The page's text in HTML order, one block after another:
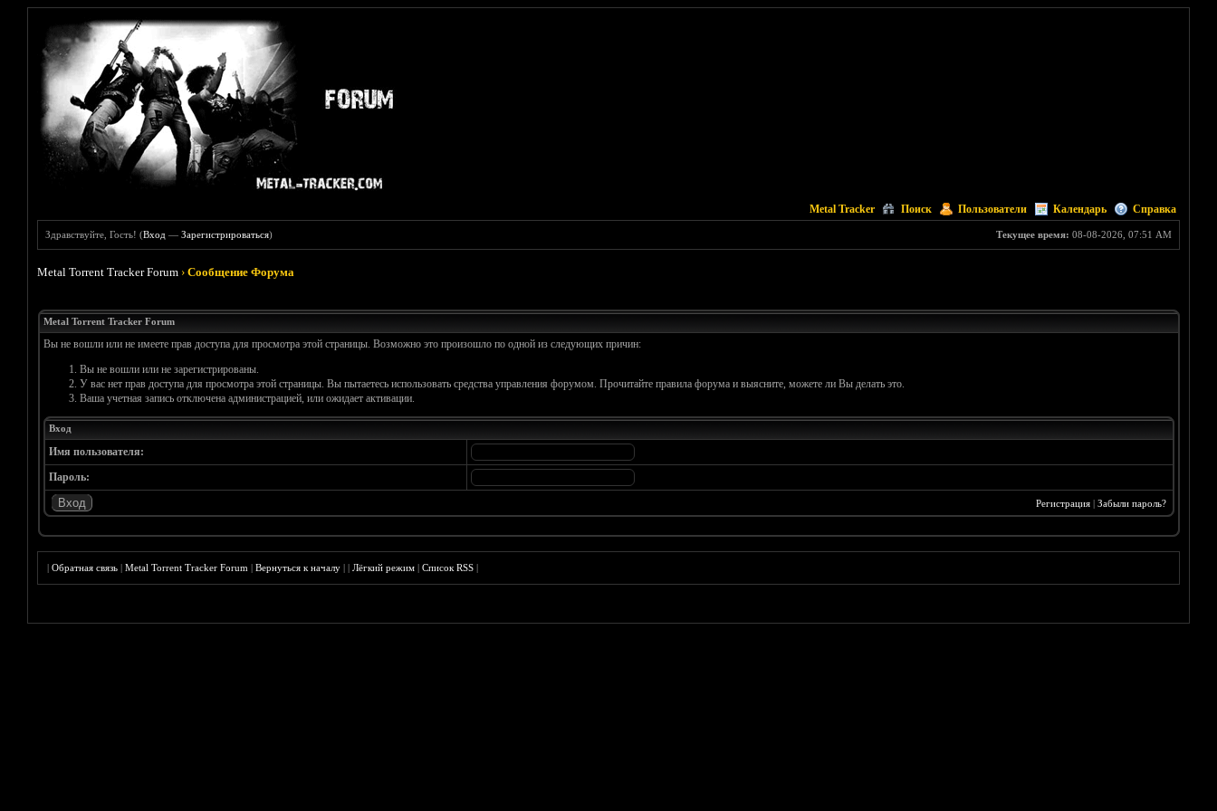
Metal Tracker Поиск Пользователи Календарь Справка
Текущее время: 08-08-2026, 07:51 AM
Здравствуйте, Гость! (Вход —Зарегистрироваться)
Metal Torrent Tracker Forum ›Сообщение Форума
Metal Torrent Tracker Forum
Вы не вошли или не имеете прав доступа для просмотра этой страницы. Возможно это произошло по одной из следующих причин:
Вы не вошли или не зарегистрированы.
У вас нет прав доступа для просмотра этой страницы. Вы пытаетесь использовать средства управления форумом. Прочитайте правила форума и выясните, можете ли Вы делать это.
Ваша учетная запись отключена администрацией, или ожидает активации.
Вход
Имя пользователя:
Пароль:
Регистрация| Забыли пароль?
|Обратная связь |Metal Torrent Tracker Forum |Вернуться к началу ||Лёгкий режим |Список RSS |